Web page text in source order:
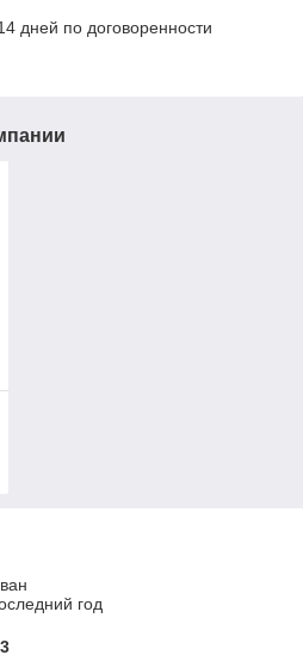
дней по договоренности
год